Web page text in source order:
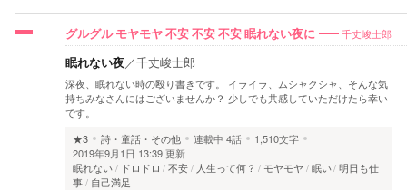
グルグル モヤモヤ 不安 不安 不安 眠れない夜に 千丈峻士郎
眠れない夜／千丈峻士郎
深夜、眠れない時の殴り書きです。 イライラ、ムシャクシャ、そんな気
持ちみなさんにはございませんか？ 少しでも共感していただけたら幸い
です。
★3
詩・童話・その他 連載中 4話
1,510文字
2019年9月1日 13:39 更新
眠れない
ドロドロ 不安 人生って何？ モヤモヤ 眠い 明日も仕
事
自己満足